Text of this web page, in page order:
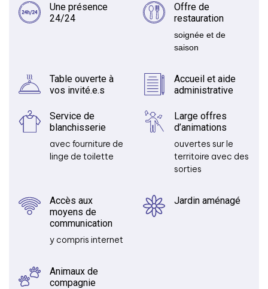
Une présence
24/24
Offre de
restauration
soignée et de
saison
Table ouverte à
vos invité.e.s
Accueil et aide
administrative
Service de
blanchisserie
avec fourniture de
linge de toilette
Large offres
d’animations
ouvertes sur le
territoire avec des
sorties
Accès aux
moyens de
communication
y compris internet
Jardin aménagé
Animaux de
compagnie